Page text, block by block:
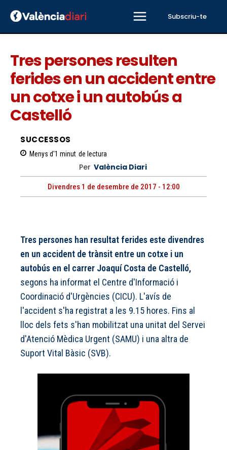
Subscriu-te
Tres persones resulten
ferides en un accident entre
un cotxe i un autobús a
Castelló
SUCCESSOS
Menys d'1 minut de lectura
Per València Diari
Divendres 1 de desembre de 2017 - 12:00
Tres persones han resultat ferides este divendres
en un accident de trànsit entre un cotxe i un
autobús en el carrer Joaquí Costa de Castelló,
segons ha informat el Centre d'Informació i
Coordinació d'Urgències (CICU). L'avís de
l'accident s'ha registrat a les 9.15 hores. Fins al
lloc dels fets s'han mobilitzat una unitat del Servei
d'Atenció Mèdica Urgent (SAMU) i una altra de
Suport Vital Bàsic (SVB).